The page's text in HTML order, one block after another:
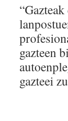
gazteen
gazteei